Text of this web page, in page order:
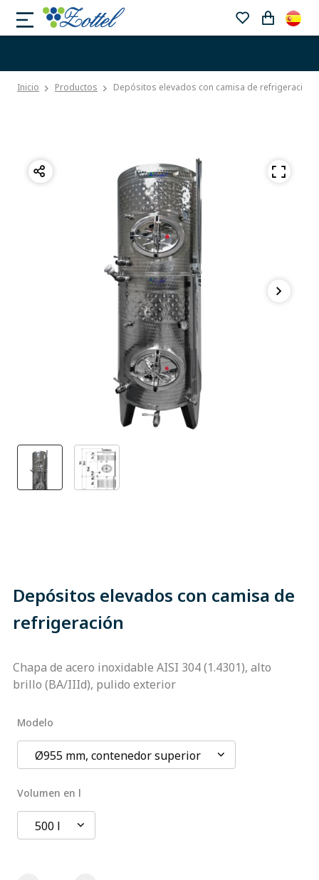
Inicio Productos Depósitos elevados con camisa de refrigeración
Depósitos elevados con camisa de
refrigeración
Chapa de acero inoxidable AISI 304 (1.4301), alto
brillo (BA/IIId), pulido exterior
Modelo
Ø955 mm, contenedor superior
Volumen en l
500 l